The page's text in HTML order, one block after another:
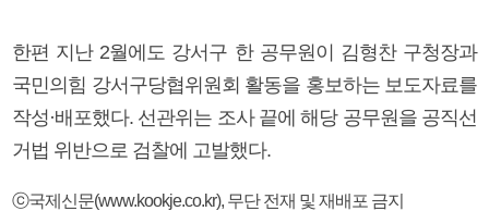
한편 지난 2월에도 강서구 한 공무원이 김형찬 구청장과
국민의힘 강서구당협위원회 활동을 홍보하는 보도자료를
작성·배포했다. 선관위는 조사 끝에 해당 공무원을 공직선
거법 위반으로 검찰에 고발했다.
ⓒ국제신문(www.kookje.co.kr), 무단 전재 및 재배포 금지